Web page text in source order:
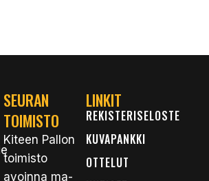
SEURAN
TOIMISTO
Kiteen Pallon
toimisto
avoinna ma-
LINKIT
REKISTERISELOSTE
KUVAPANKKI
OTTELUT